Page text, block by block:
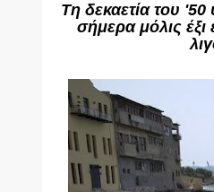
Τη δεκαετία του
σήμερα μόλις